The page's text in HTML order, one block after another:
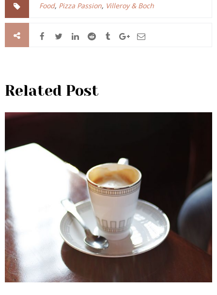
Food, Pizza Passion, Villeroy & Boch
Related Post